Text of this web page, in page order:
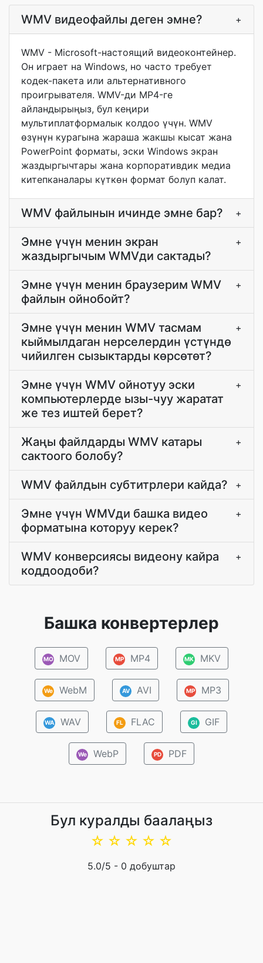
WMV видеофайлы деген эмне? +
WMV - Microsoft-настоящий видеоконтейнер.
Он играет на Windows, но часто требует
кодек-пакета или альтернативного
проигрывателя. WMV-ди MP4-ге
айландырыңыз, бул кеңири
мультиплатформалык колдоо үчүн. WMV
өзүнүн курагына жараша жакшы кысат жана
PowerPoint форматы, эски Windows экран
жаздыргычтары жана корпоративдик медиа
китепканалары күткөн формат болуп калат.
WMV файлынын ичинде эмне бар? +
Эмне үчүн менин экран
жаздыргычым WMVди сактады?
+
Эмне үчүн менин браузерим WMV
файлын ойнобойт?
+
Эмне үчүн менин WMV тасмам
кыймылдаган нерселердин үстүндө
чийилген сызыктарды көрсөтөт?
+
Эмне үчүн WMV ойнотуу эски
компьютерлерде ызы-чуу жаратат
же тез иштей берет?
+
Жаңы файлдарды WMV катары
сактоого болобу?
+
WMV файлдын субтитрлери кайда? +
Эмне үчүн WMVди башка видео
форматына которуу керек?
+
WMV конверсиясы видеону кайра
коддоодоби?
+
Башка конвертерлер
MO MOV MP MP4 MK MKV
We WebM AV AVI MP MP3
WA WAV FL FLAC GI GIF
We WebP PD PDF
Бул куралды баалаңыз
☆
☆
☆
☆
☆
5.0/5 - 0 добуштар